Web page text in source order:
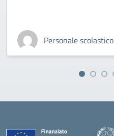
Personale scolastico